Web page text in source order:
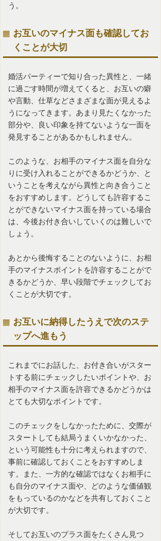
う。
お互いのマイナス面も確認してお
くことが大切
婚活パーティーで知り合った異性と、一緒
に過ごす時間が増えてくると、お互いの癖
や言動、仕草などさまざまな面が見えるよ
うになってきます。あまり見たくなかった
部分や、良い印象を持てないような一面を
発見することがあるかもしれません。
このような、お相手のマイナス面を自分な
りに受け入れることができるかどうか、と
いうことを考えながら異性と向き合うこと
をおすすめします。どうしても許容するこ
とができないマイナス面を持っている場合
は、今後お付き合いしていくのは難しいで
しょう。
あとから後悔することのないように、お相
手のマイナスポイントを許容することがで
きるかどうか、早い段階でチェックしてお
くことが大切です。
お互いに納得したうえで次のステ
ップへ進もう
これまでにお話した、お付き合いがスター
トする前にチェックしたいポイントや、お
相手のマイナス面を許容できるかどうかは
とても大切なポイントです。
このチェックをしなかったために、交際が
スタートしても結局うまくいかなかった、
という可能性も十分に考えられますので、
事前に確認しておくことをおすすめしま
す。また、一方的な確認ではなくお相手に
も自分のマイナス面や、どのような価値観
をもっているのかなどを共有しておくこと
が大切です。
そしてお互いのプラス面をたくさん見つ